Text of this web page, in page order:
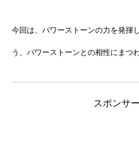
今回は、パワーストーンの力を発揮
う、パワーストーンとの相性にまつ
スポンサ